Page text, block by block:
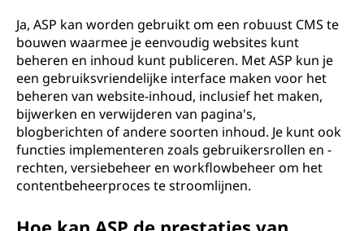
Ja, ASP kan worden gebruikt om een robuust CMS te
bouwen waarmee je eenvoudig websites kunt
beheren en inhoud kunt publiceren. Met ASP kun je
een gebruiksvriendelijke interface maken voor het
beheren van website-inhoud, inclusief het maken,
bijwerken en verwijderen van pagina's,
blogberichten of andere soorten inhoud. Je kunt ook
functies implementeren zoals gebruikersrollen en -
rechten, versiebeheer en workflowbeheer om het
contentbeheerproces te stroomlijnen.